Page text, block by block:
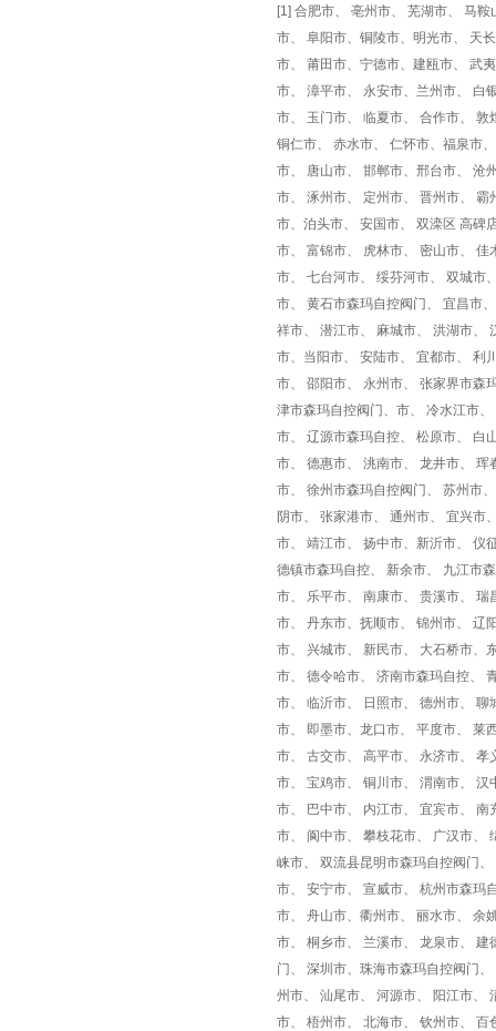
[1] 合肥市、 亳州市、 芜湖市、 马
市、 阜阳市、铜陵市、明光市、 天
市、 莆田市、宁德市、建瓯市、 武
市、 漳平市、 永安市、兰州市、 白
市、 玉门市、 临夏市、 合作市、
铜仁市、 赤水市、 仁怀市、福泉市
市、 唐山市、 邯郸市、邢台市、 沧
市、 涿州市、 定州市、 晋州市、
市、泊头市、 安国市、 双滦区 高碑
市、 富锦市、 虎林市、 密山市、
市、 七台河市、 绥芬河市、 双城市
市、 黄石市森玛自控阀门、 宜昌市
祥市、 潜江市、 麻城市、 洪湖市、
市、当阳市、 安陆市、 宜都市、 利
市、 邵阳市、 永州市、 张家界市森
津市森玛自控阀门、市、 冷水江市
市、 辽源市森玛自控、 松原市、 白
市、 德惠市、 洮南市、 龙井市、
市、 徐州市森玛自控阀门、 苏州市
阴市、 张家港市、 通州市、 宜兴市
市、 靖江市、 扬中市、新沂市、 仪
德镇市森玛自控、 新余市、 九江市
市、 乐平市、 南康市、 贵溪市、
市、 丹东市、抚顺市、 锦州市、 辽
市、 兴城市、 新民市、 大石桥市、
市、 德令哈市、 济南市森玛自控、
市、 临沂市、 日照市、 德州市、
市、 即墨市、龙口市、 平度市、 莱
市、 古交市、 高平市、 永济市、
市、 宝鸡市、 铜川市、 渭南市、
市、 巴中市、 内江市、 宜宾市、
市、 阆中市、 攀枝花市、 广汉市、
崃市、 双流县昆明市森玛自控阀门
市、 安宁市、 宣威市、 杭州市森玛
市、 舟山市、衢州市、 丽水市、 余
市、 桐乡市、 兰溪市、 龙泉市、
门、 深圳市、珠海市森玛自控阀门
州市、 汕尾市、 河源市、 阳江市、
市、 梧州市、 北海市、 钦州市、